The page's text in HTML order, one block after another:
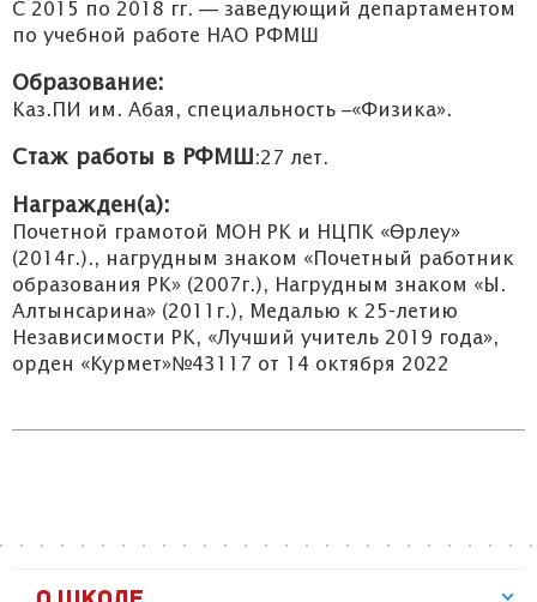
С 2015 по 2018 гг. — заведующий департаментом
по учебной работе НАО РФМШ
Образование:
Каз.ПИ им. Абая, специальность –«Физика».
Стаж работы в РФМШ :27 лет.
Награжден(а):
Почетной грамотой МОН РК и НЦПК «Өрлеу»
(2014г.)., нагрудным знаком «Почетный работник
образования РК» (2007г.), Нагрудным знаком «Ы.
Алтынсарина» (2011г.), Медалью к 25-летию
Независимости РК, «Лучший учитель 2019 года»,
орден «Курмет»№43117 от 14 октября 2022